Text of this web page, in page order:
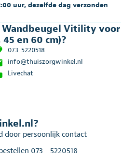
uur, dezelfde dag verzonden
Vitility voor
en 60 cm)?
073-5220518
info@thuiszorgwinkel.nl
Livechat
door persoonlijk contact
073 - 5220518